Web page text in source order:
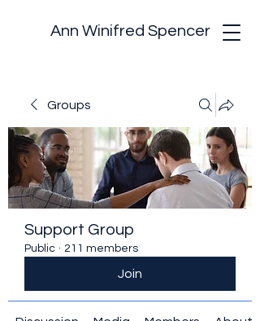
Ann Winifred Spencer
Groups
Support Group
Public · 211 members
Join